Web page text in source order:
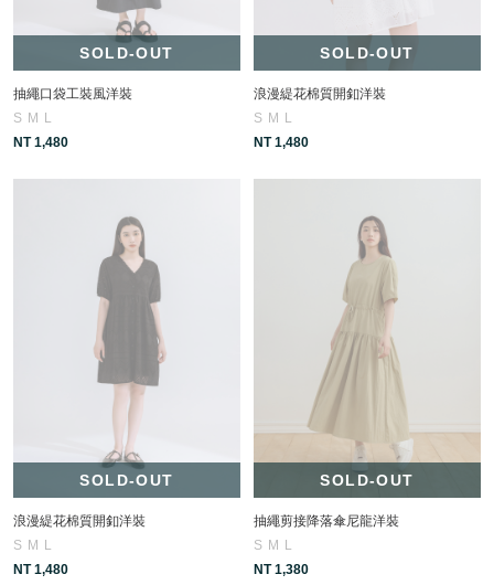
SOLD-OUT
抽繩口袋工裝風洋裝
S M
L
NT 1,480
SOLD-OUT
浪漫緹花棉質開釦洋裝
S M
L
NT 1,480
SOLD-OUT
浪漫緹花棉質開釦洋裝
S M L
NT 1,480
SOLD-OUT
抽繩剪接降落傘尼龍洋裝
S M L
NT 1,380